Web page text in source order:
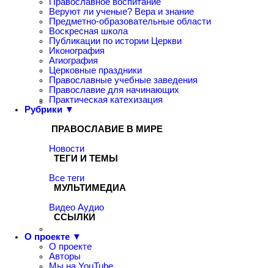
Веруют ли ученые? Вера и знание
Предметно-образовательные области
Воскресная школа
Публикации по истории Церкви
Иконография
Агиография
Церковные праздники
Православные учебные заведения
Православие для начинающих
Практическая катехизация
Рубрики ▼
ПРАВОСЛАВИЕ В МИРЕ
Новости
ТЕГИ И ТЕМЫ
Все теги
МУЛЬТИМЕДИА
Видео Аудио
ССЫЛКИ
О проекте ▼
О проекте
Авторы